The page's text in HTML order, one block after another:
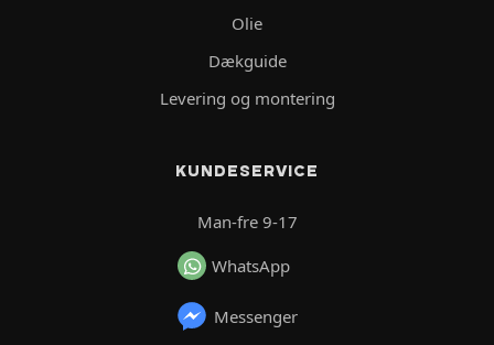
Olie
Dækguide
Levering og montering
KUNDESERVICE
Man-fre 9-17
WhatsApp
Messenger